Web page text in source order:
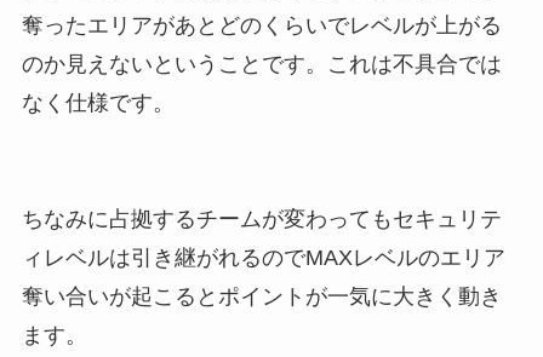
奪ったエリアがあとどのくらいでレベルが上がる
のか見えないということです。これは不具合では
なく仕様です。
ちなみに占拠するチームが変わってもセキュリテ
ィレベルは引き継がれるのでMAXレベルのエリア
奪い合いが起こるとポイントが一気に大きく動き
ます。